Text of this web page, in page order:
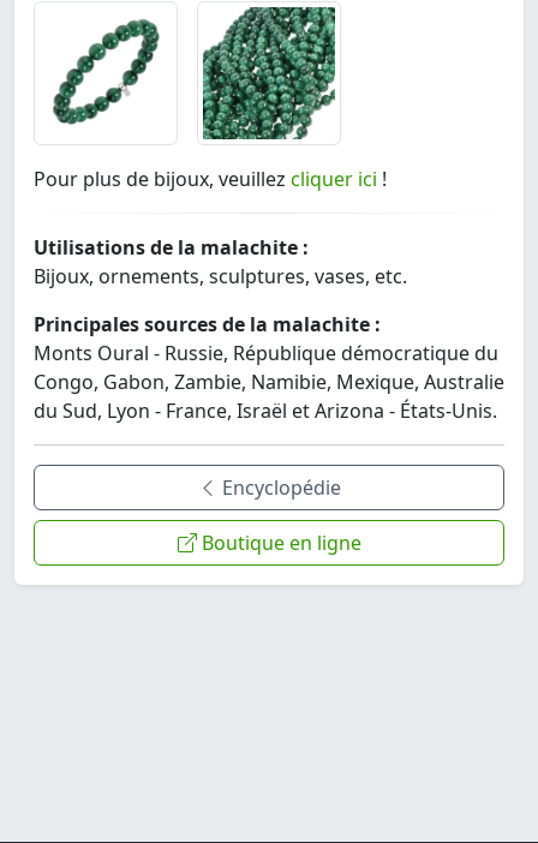
Pour plus de bijoux, veuillez cliquer ici !
Utilisations de la malachite :
Bijoux, ornements, sculptures, vases, etc.
Principales sources de la malachite :
Monts Oural - Russie, République démocratique du
Congo, Gabon, Zambie, Namibie, Mexique, Australie
du Sud, Lyon - France, Israël et Arizona - États-Unis.
Encyclopédie
Boutique en ligne